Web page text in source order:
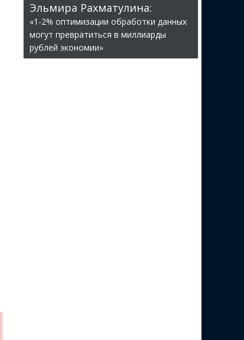
Эльмира Рахматулина:
«1-2% оптимизации обработки данных
могут превратиться в миллиарды
рублей экономии»